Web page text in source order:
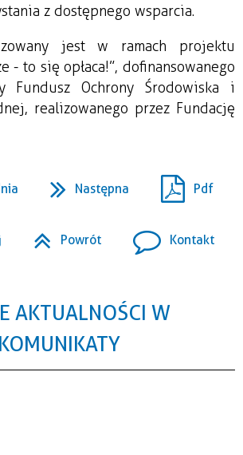
z dostępnego wsparcia.
jest w ramach projektu
- to się opłaca!”, dofinansowanego
Fundusz Ochrony Środowiska i
realizowanego przez Fundację
Następna Pdf
Powrót Kontakt
AKTUALNOŚCI W